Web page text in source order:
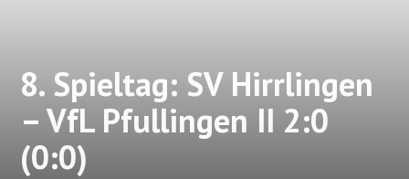
8. Spieltag: SV Hirrlingen
– VfL Pfullingen II 2:0
(0:0)